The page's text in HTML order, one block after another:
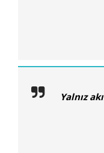
Yalnız